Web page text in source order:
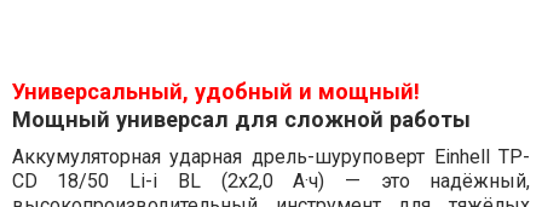
Универсальный, удобный и мощный!
Мощный универсал для сложной работы
Аккумуляторная ударная дрель-шуруповерт Einhell TP-
CD 18/50 Li-i BL (2x2,0 А·ч) — это надёжный,